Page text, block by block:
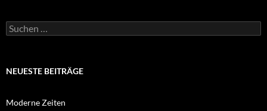
Suchen
nach:
NEUESTE BEITRÄGE
Moderne Zeiten